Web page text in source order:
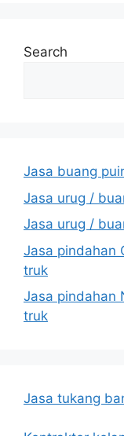
Search
Jasa buang
Jasa urug /
Jasa urug /
Jasa pindahan
truk
Jasa pindahan
truk
Jasa tukang